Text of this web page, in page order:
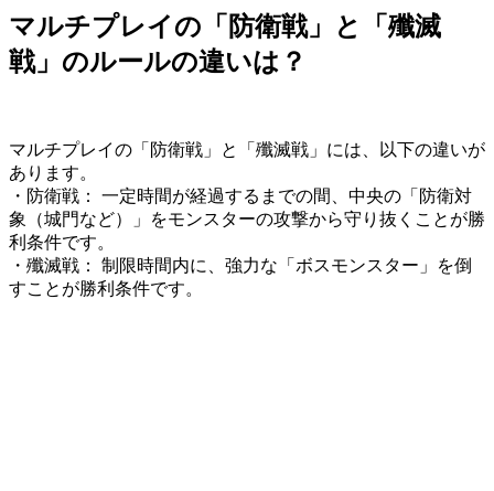
マルチプレイの「防衛戦」と「殲滅
戦」のルールの違いは？
マルチプレイの「防衛戦」と「殲滅戦」には、以下の違いが
あります。
・防衛戦： 一定時間が経過するまでの間、中央の「防衛対
象（城門など）」をモンスターの攻撃から守り抜くことが勝
利条件です。
・殲滅戦： 制限時間内に、強力な「ボスモンスター」を倒
すことが勝利条件です。